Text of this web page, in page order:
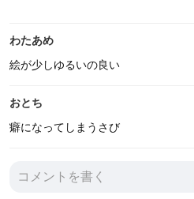
わたあめ
絵が少しゆるいの良い
おとち
癖になってしまうさび